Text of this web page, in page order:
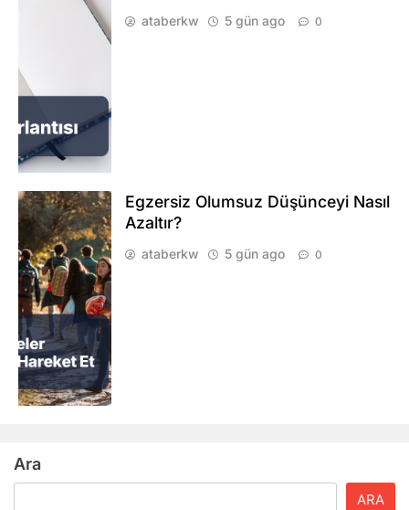
ataberkw 5 gün ago 0
Egzersiz Olumsuz Düşünceyi Nasıl
Azaltır?
ataberkw 5 gün ago 0
Ara
ARA